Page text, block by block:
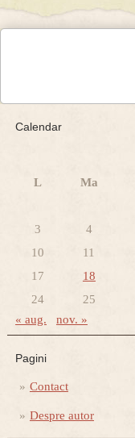
Calendar
L Ma
3
4
10
11
17
18
24
25
« aug. nov. »
Pagini
Contact
Despre autor